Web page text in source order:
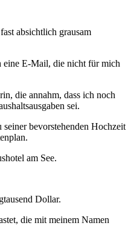
absichtlich grausam
eine E-Mail, die nicht für mich
die annahm, dass ich noch
sei.
bevorstehenden Hochzeit
am See.
Dollar.
die mit meinem Namen